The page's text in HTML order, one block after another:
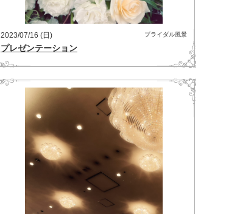
2023/07/16 (日) ブライダル風景
プレゼンテーション